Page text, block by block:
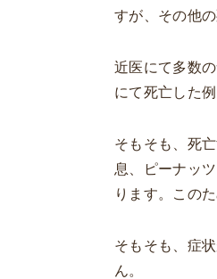
すが、その他
近医にて多数
にて死亡した例
そもそも、死
息、ピーナッ
ります。この
そもそも、症
ん。